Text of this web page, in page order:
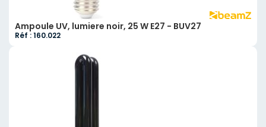
Ampoule UV, lumiere noir, 25 W E27 - BUV27
Réf : 160.022